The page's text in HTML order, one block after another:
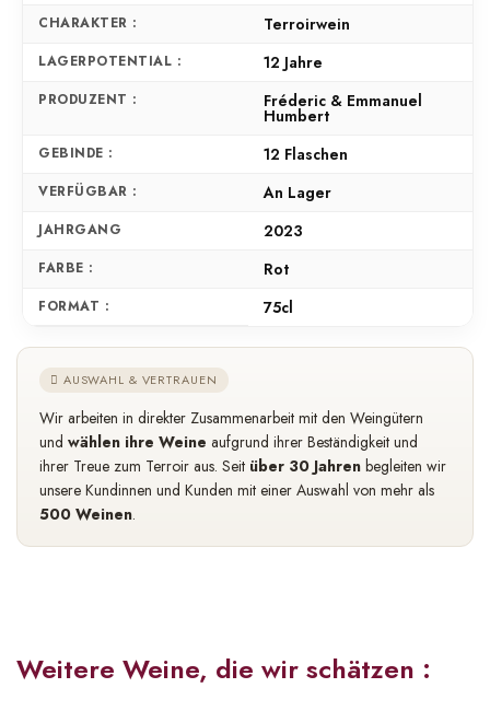
CHARAKTER : Terroirwein
LAGERPOTENTIAL : 12 Jahre
PRODUZENT : Fréderic & Emmanuel
Humbert
GEBINDE : 12 Flaschen
VERFÜGBAR : An Lager
JAHRGANG 2023
FARBE : Rot
FORMAT : 75cl
AUSWAHL & VERTRAUEN
Wir arbeiten in direkter Zusammenarbeit mit den Weingütern
und wählen ihre Weine aufgrund ihrer Beständigkeit und
ihrer Treue zum Terroir aus. Seit über 30 Jahren begleiten wir
unsere Kundinnen und Kunden mit einer Auswahl von mehr als
500 Weinen.
Weitere Weine, die wir schätzen :